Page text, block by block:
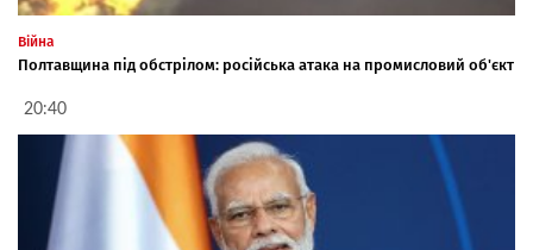
Війна
Полтавщина під обстрілом: російська атака на промисловий об'єкт
20:40